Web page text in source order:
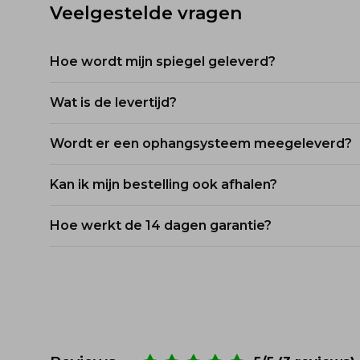
Veelgestelde vragen
Hoe wordt mijn spiegel geleverd?
met kwetsbare producten.
Wat is de levertijd?
eenvoudig kunt volgen.
Wordt er een ophangsysteem meegeleverd?
Kan ik mijn bestelling ook afhalen?
Hoe werkt de 14 dagen garantie?